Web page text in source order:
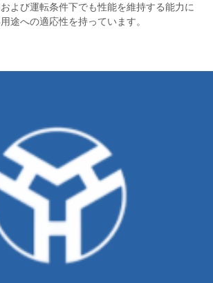
よび運転条件下でも性能を維持する能力に
途への適応性を持っています。